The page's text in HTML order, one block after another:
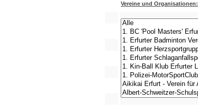
Vereine und Organisationen: